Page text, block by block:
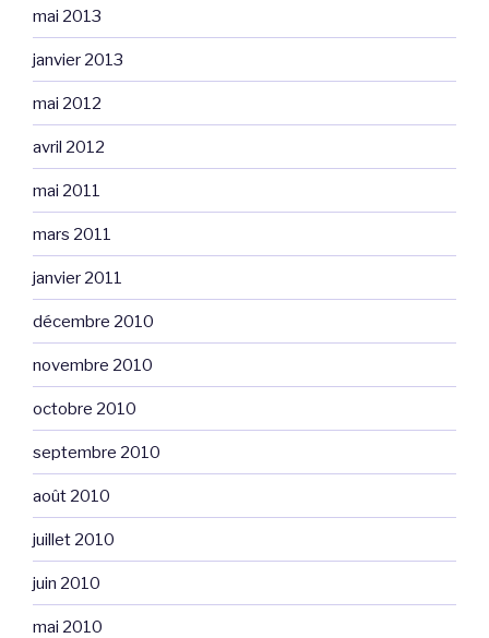
mai 2013
janvier 2013
mai 2012
avril 2012
mai 2011
mars 2011
janvier 2011
décembre 2010
novembre 2010
octobre 2010
septembre 2010
août 2010
juillet 2010
juin 2010
mai 2010